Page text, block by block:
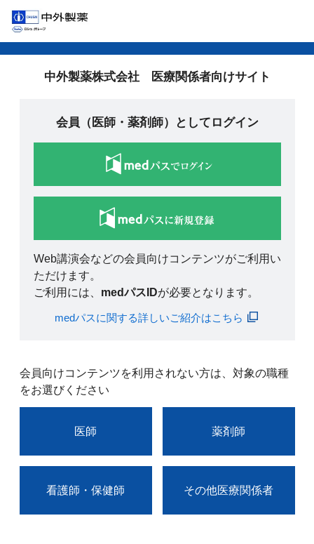
中外製薬株式会社 医療関係者向けサイト
会員（医師・薬剤師）としてログイン
Web講演会などの会員向けコンテンツがご利用い
ただけます。
ご利用には、 medパスIDが必要となります。
medパスに関する詳しいご紹介はこちら
会員向けコンテンツを利用されない方は、対象の職種
をお選びください
医師 薬剤師
看護師・保健師 その他医療関係者